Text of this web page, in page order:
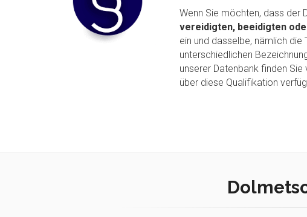
Wenn Sie möchten, dass der
vereidigten, beeidigten
ein und dasselbe, nämlich
unterschiedlichen
unserer Datenbank finden
über diese Qualifikation